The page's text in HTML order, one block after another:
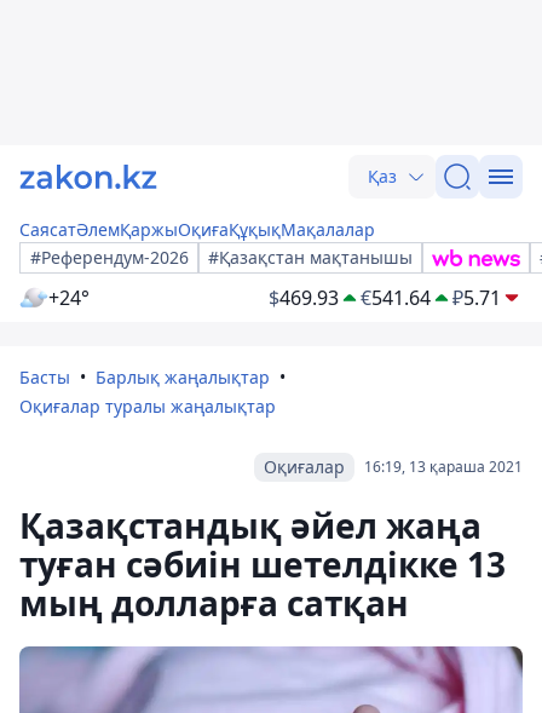
Қаз
СаясатӘлемҚаржыОқиғаҚұқықМақалалар
#Референдум-2026
#Қазақстан мақтанышы
+24° $469.93 €541.64 ₽5.71
Басты
Барлық жаңалықтар
Оқиғалар туралы жаңалықтар
16:19, 13 қараша 2021
Оқиғалар
Қазақстандық әйел жаңа
туған сәбиін шетелдікке 13
мың долларға сатқан